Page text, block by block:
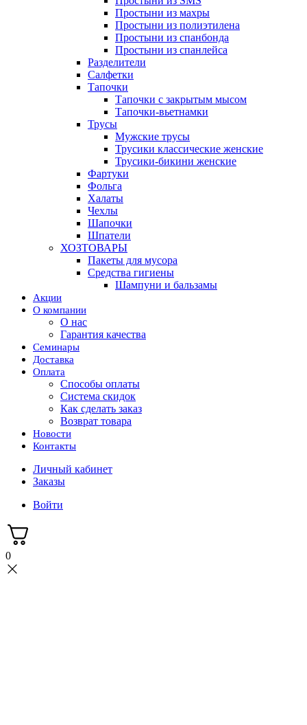
Простыни из махры
Простыни из полиэтилена
Простыни из спанбонда
Простыни из спанлейса
Разделители
Салфетки
Тапочки
Тапочки с закрытым мысом
Тапочки-вьетнамки
Трусы
Мужские трусы
Трусики классические женские
Трусики-бикини женские
Фартуки
Фольга
Халаты
Чехлы
Шапочки
Шпатели
ХОЗТОВАРЫ
Пакеты для мусора
Средства гигиены
Шампуни и бальзамы
Акции
О компании
О нас
Гарантия качества
Семинары
Доставка
Оплата
Способы оплаты
Система скидок
Как сделать заказ
Возврат товара
Новости
Контакты
Личный кабинет
Заказы
Войти
0